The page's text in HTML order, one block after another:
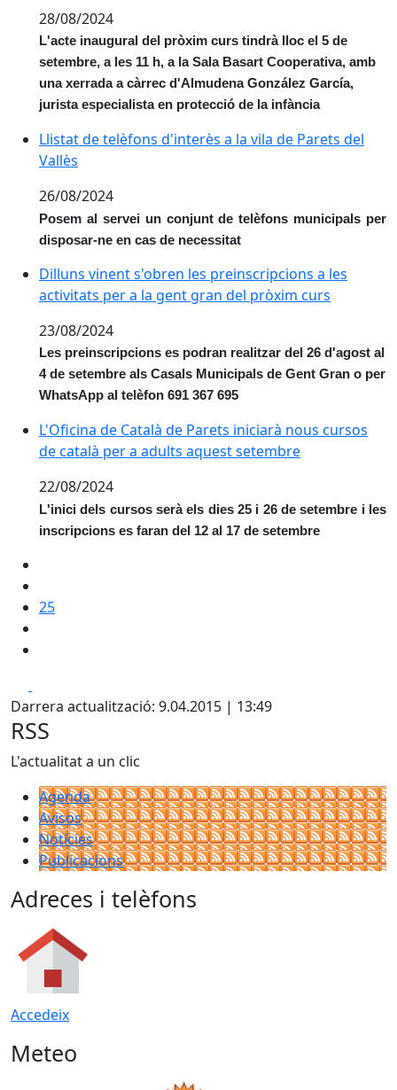
28/08/2024
L'acte inaugural del pròxim curs tindrà lloc el 5 de
setembre, a les 11 h, a la Sala Basart Cooperativa, amb
una xerrada a càrrec d'Almudena González García,
jurista especialista en protecció de la infància
Llistat de telèfons d'interès a la vila de Parets del
Llistat de telèfons d'interès a la vila de Parets del
Vallès
26/08/2024
Posem al servei un conjunt de telèfons municipals per
disposar-ne en cas de necessitat
Dilluns vinent s'obren les preinscripcions a les
Dilluns vinent s'obren les preinscripcions a les
activitats per a la gent gran del pròxim curs
23/08/2024
Les preinscripcions es podran realitzar del 26 d'agost al
4 de setembre als Casals Municipals de Gent Gran o per
WhatsApp al telèfon 691 367 695
L'Oficina de Català de Parets iniciarà nous cursos
L'Oficina de Català de Parets iniciarà nous cursos
de català per a adults aquest setembre
22/08/2024
L'inici dels cursos serà els dies 25 i 26 de setembre i les
inscripcions es faran del 12 al 17 de setembre
25
Darrera actualització: 9.04.2015 | 13:49
RSS
L'actualitat a un clic
Agenda
Avisos
Notícies
Publicacions
Adreces i telèfons
Accedeix
Meteo